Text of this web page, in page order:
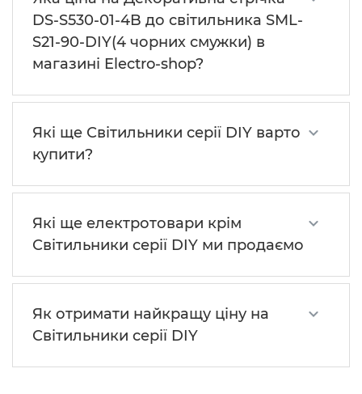
DS-S530-01-4B до світильника SML-
S21-90-DIY(4 чорних смужки) в
магазині Electro-shop?
Які ще Світильники серії DIY варто
купити?
Які ще електротовари крім
Світильники серії DIY ми продаємо
Як отримати найкращу ціну на
Світильники серії DIY